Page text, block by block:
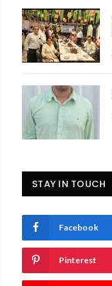
STAY IN TOUCH
Facebook
Pinterest